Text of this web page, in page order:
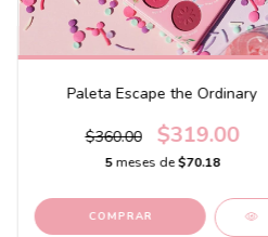
Paleta Escape the Ordinary
$360.00 $319.00
5 meses de$70.18